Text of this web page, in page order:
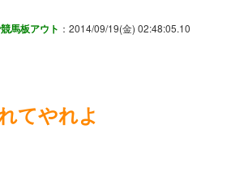
馬板アウト ：2014/09/19(金) 02:48:05.10
てやれよ